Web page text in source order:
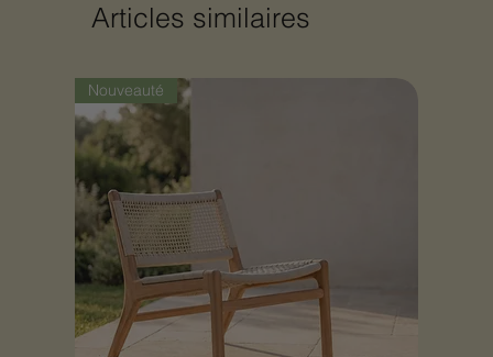
Articles similaires
Nouveauté